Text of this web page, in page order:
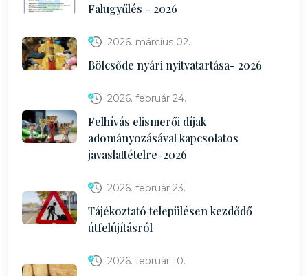
Falugyűlés - 2026
2026. március 02.
Bölcsőde nyári nyitvatartása- 2026
2026. február 24.
Felhívás elismerői díjak
adományozásával kapcsolatos
javaslattételre-2026
2026. február 23.
Tájékoztató településen kezdődő
útfelújításról
2026. február 10.